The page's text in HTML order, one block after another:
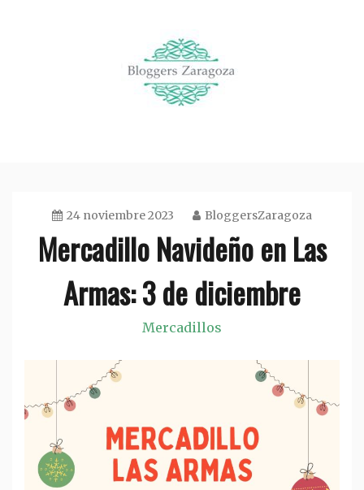
24 noviembre 2023 BloggersZaragoza
Mercadillo Navideño en Las
Armas: 3 de diciembre
Mercadillos